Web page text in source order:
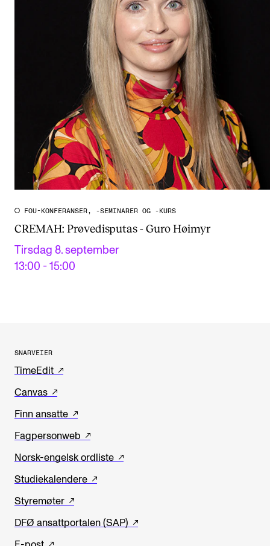
FOU-KONFERANSER, -SEMINARER OG -KURS
CREMAH: Prøvedisputas - Guro Høimyr
Tirsdag 8. september
13:00 - 15:00
SNARVEIER
TimeEdit
Canvas
Finn ansatte
Fagpersonweb
Norsk-engelsk ordliste
Studiekalendere
Styremøter
DFØ ansattportalen (SAP)